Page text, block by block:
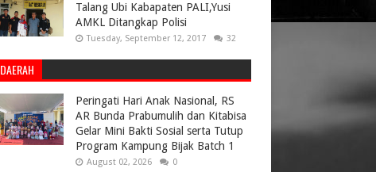
Talang Ubi Kabapaten PALI,Yusi
AMKL Ditangkap Polisi
Tuesday, September 12, 2017 32
DAERAH
Peringati Hari Anak Nasional, RS
AR Bunda Prabumulih dan Kitabisa
Gelar Mini Bakti Sosial serta Tutup
Program Kampung Bijak Batch 1
August 02, 2026 0